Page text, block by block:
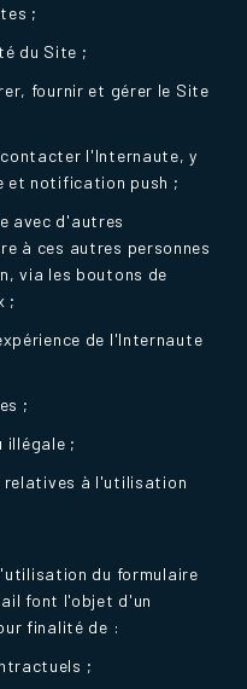
;
du Site ;
fournir et gérer le Site
l'Internaute, y
et notification push ;
avec d'autres
à ces autres personnes
via les boutons de
;
de l'Internaute
;
;
relatives à l'utilisation
du formulaire
font l'objet d'un
finalité de :
;